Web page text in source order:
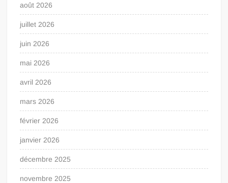
août 2026
juillet 2026
juin 2026
mai 2026
avril 2026
mars 2026
février 2026
janvier 2026
décembre 2025
novembre 2025